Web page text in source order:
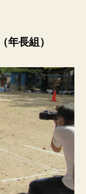
年長組）